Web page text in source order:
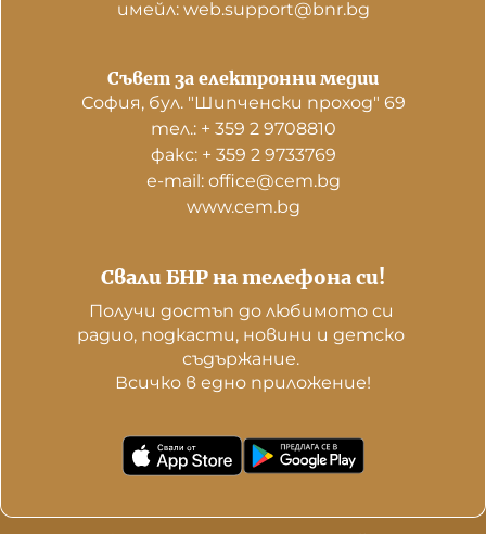
имейл: web.support@bnr.bg
Свали БНР на телефона си!
Получи достъп до любимото си
радио, подкасти, новини и детско
съдържание.
Всичко в едно приложение!
Съвет за електронни медии
София, бул. "Шипченски проход" 69
тел.: + 359 2 9708810
факс: + 359 2 9733769
е-mail: office@cem.bg
www.cem.bg